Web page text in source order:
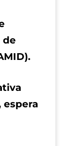
de
espera